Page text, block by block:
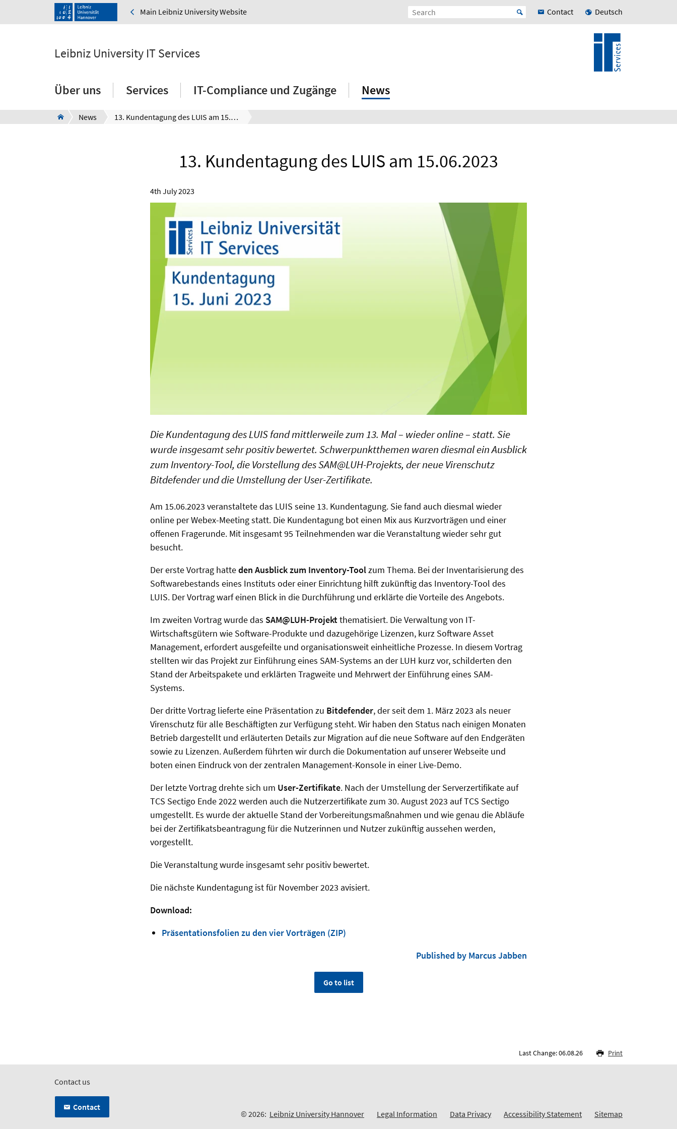
Main Leibniz University Website Contact Deutsch
Leibniz University IT Services
Über uns Services IT-Compliance und Zugänge News
News 13. Kundentagung des LUIS am 15.06.2023
13. Kundentagung des LUIS am 15.06.2023
4th July 2023
Die Kundentagung des LUIS fand mittlerweile zum 13. Mal – wieder online – statt. Sie
wurde insgesamt sehr positiv bewertet. Schwerpunktthemen waren diesmal ein Ausblick
zum Inventory-Tool, die Vorstellung des SAM@LUH-Projekts, der neue Virenschutz
Bitdefender und die Umstellung der User-Zertifikate.
Am 15.06.2023 veranstaltete das LUIS seine 13. Kundentagung. Sie fand auch diesmal wieder
online per Webex-Meeting statt. Die Kundentagung bot einen Mix aus Kurzvorträgen und einer
offenen Fragerunde. Mit insgesamt 95 Teilnehmenden war die Veranstaltung wieder sehr gut
besucht.
Der erste Vortrag hatteden Ausblick zum Inventory-Toolzum Thema. Bei der Inventarisierung des
Softwarebestands eines Instituts oder einer Einrichtung hilft zukünftig das Inventory-Tool des
LUIS. Der Vortrag warf einen Blick in die Durchführung und erklärte die Vorteile des Angebots.
Im zweiten Vortrag wurde das SAM@LUH-Projektthematisiert. Die Verwaltung von IT-
Wirtschaftsgütern wie Software-Produkte und dazugehörige Lizenzen, kurz Software Asset
Management, erfordert ausgefeilte und organisationsweit einheitliche Prozesse. In diesem Vortrag
stellten wir das Projekt zur Einführung eines SAM-Systems an der LUH kurz vor, schilderten den
Stand der Arbeitspakete und erklärten Tragweite und Mehrwert der Einführung eines SAM-
Systems.
Der dritte Vortrag lieferte eine Präsentation zu Bitdefender, der seit dem 1. März 2023 als neuer
Virenschutz für alle Beschäftigten zur Verfügung steht. Wir haben den Status nach einigen Monaten
Betrieb dargestellt und erläuterten Details zur Migration auf die neue Software auf den Endgeräten
sowie zu Lizenzen. Außerdem führten wir durch die Dokumentation auf unserer Webseite und
boten einen Eindruck von der zentralen Management-Konsole in einer Live-Demo.
Der letzte Vortrag drehte sich um User-Zertifikate. Nach der Umstellung der Serverzertifikate auf
TCS Sectigo Ende 2022 werden auch die Nutzerzertifikate zum 30. August 2023 auf TCS Sectigo
umgestellt. Es wurde der aktuelle Stand der Vorbereitungsmaßnahmen und wie genau die Abläufe
bei der Zertifikatsbeantragung für die Nutzerinnen und Nutzer zukünftig aussehen werden,
vorgestellt.
Die Veranstaltung wurde insgesamt sehr positiv bewertet.
Die nächste Kundentagung ist für November 2023 avisiert.
Download:
Präsentationsfolien zu den vier Vorträgen (ZIP)
Published by Marcus Jabben
Go to list
Last Change: 06.08.26 Print
Contact us
Contact
© 2026: Leibniz University Hannover Legal Information Data Privacy Accessibility Statement Sitemap